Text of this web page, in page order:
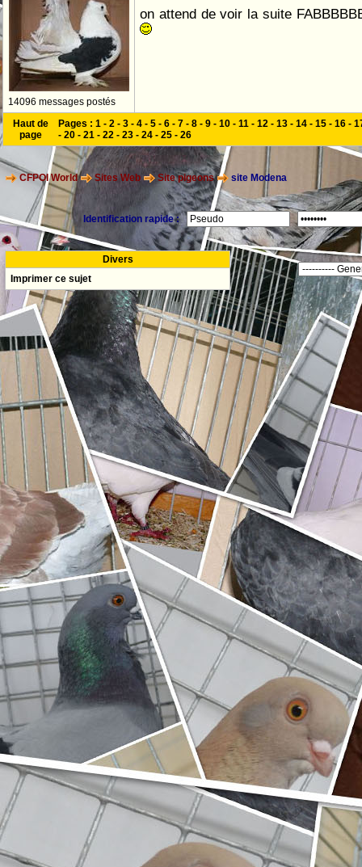
14096 messages postés
on attend de voir la suite
Haut de
page
Pages : 1 - 2 - 3 - 4 - 5 - 6 - 7 - 8 - 9 - 10 - 11 - 12 - 13 - 14 - 15 - 16 -
- 20 - 21 - 22 - 23 - 24 - 25 - 26
CFPOI World Sites Web Site pigeons site Modena
Identification rapide :
Divers
Imprimer ce sujet